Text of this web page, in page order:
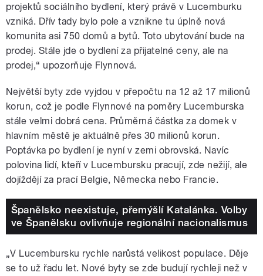
projektů sociálního bydlení, který právě v Lucemburku
vzniká. Dřív tady bylo pole a vznikne tu úplně nová
komunita asi 750 domů a bytů. Toto ubytování bude na
prodej. Stále jde o bydlení za přijatelné ceny, ale na
prodej,“ upozorňuje Flynnová.
Největší byty zde vyjdou v přepočtu na 12 až 17 milionů
korun, což je podle Flynnové na poměry Lucemburska
stále velmi dobrá cena. Průměrná částka za domek v
hlavním městě je aktuálně přes 30 milionů korun.
Poptávka po bydlení je nyní v zemi obrovská. Navíc
polovina lidí, kteří v Lucembursku pracují, zde nežijí, ale
dojíždějí za prací Belgie, Německa nebo Francie.
Španělsko neexistuje, přemýšlí Katalánka. Volby
ve Španělsku ovlivňuje regionální nacionalismus
„V Lucembursku rychle narůstá velikost populace. Děje
se to už řadu let. Nové byty se zde budují rychleji než v